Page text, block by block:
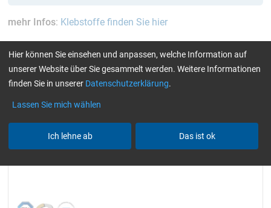
mehr Infos: Klebstoffe finden Sie hier
aktuelle Filter: über 120 Min bis 70 °C
Cytox
(hautverträglich)
Harze / Härter einzeln
Alle Filter zurücksetzen
Hier können Sie einsehen und anpassen, welche Information auf
unserer Website über Sie gesammelt werden. Weitere Informationen
finden Sie in unserer Datenschutzerklärung.
Lassen Sie mich wählen
Ich lehne ab Das ist ok